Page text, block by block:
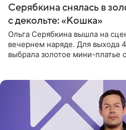
Серябкина снялась в
с декольте: «Кошка»
Ольга Серябкина вышла на
вечернем наряде. Для выхода
выбрала золотое мини-платье